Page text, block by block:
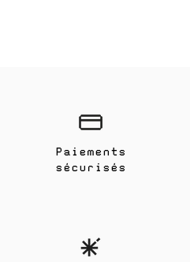
Paiements
sécurisés